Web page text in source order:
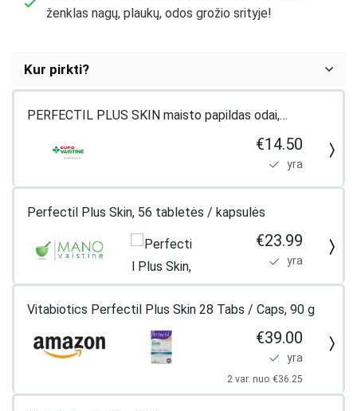
ženklas nagų, plaukų, odos grožio srityje!
Kur pirkti?
PERFECTIL PLUS SKIN maisto papildas odai,
plaukams, nagams su ypatingu NUTRI-DERMAL
koncentratu, 56 tabletės + kapsulės
€14.50
yra
Perfectil Plus Skin, 56 tabletės / kapsulės
€23.99
yra
Vitabiotics Perfectil Plus Skin 28 Tabs / Caps, 90 g
€39.00
yra
2 var. nuo €36.25